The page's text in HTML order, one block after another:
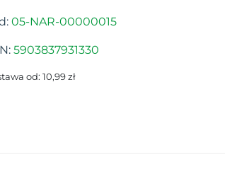
05-NAR-00000015
5903837931330
od: 10,99 zł